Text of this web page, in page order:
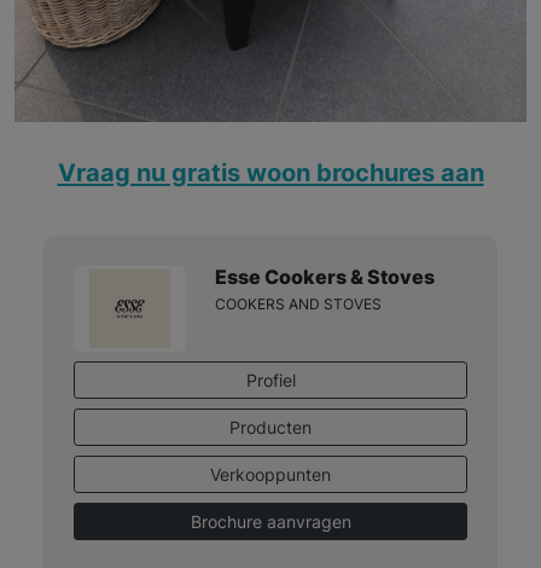
Vraag nu gratis woon brochures aan
Esse Cookers & Stoves
COOKERS AND STOVES
Profiel
Producten
Verkooppunten
Brochure aanvragen